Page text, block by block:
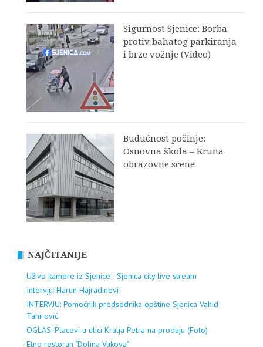
Sigurnost Sjenice: Borba
protiv bahatog parkiranja
i brze vožnje (Video)
Budućnost počinje:
Osnovna škola – Kruna
obrazovne scene
NAJČITANIJE
Uživo kamere iz Sjenice - Sjenica city live stream
Intervju: Harun Hajradinovi
INTERVJU: Pomoćnik predsednika opštine Sjenica Vahid
Tahirović
OGLAS: Placevi u ulici Kralja Petra na prodaju (Foto)
Etno restoran "Dolina Vukova"